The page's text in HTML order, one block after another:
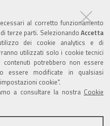
al corretto funzionamento
terze parti. Selezionando Accetta
dei cookie analytics e di
utilizzati solo i cookie tecnici
potrebbero non essere
essere modificate in qualsiasi
cookie".
a consultare la nostra Cookie
questo sito